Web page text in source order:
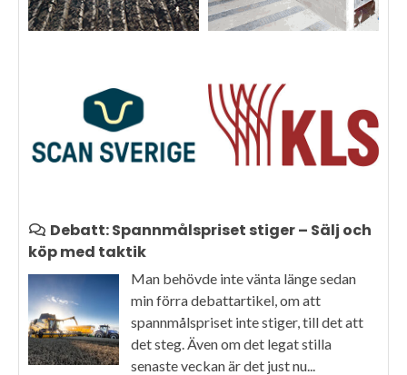
Debatt: Spannmålspriset stiger – Sälj och
köp med taktik
Man behövde inte vänta länge sedan
min förra debattartikel, om att
spannmålspriset inte stiger, till det att
det steg. Även om det legat stilla
senaste veckan är det just nu...